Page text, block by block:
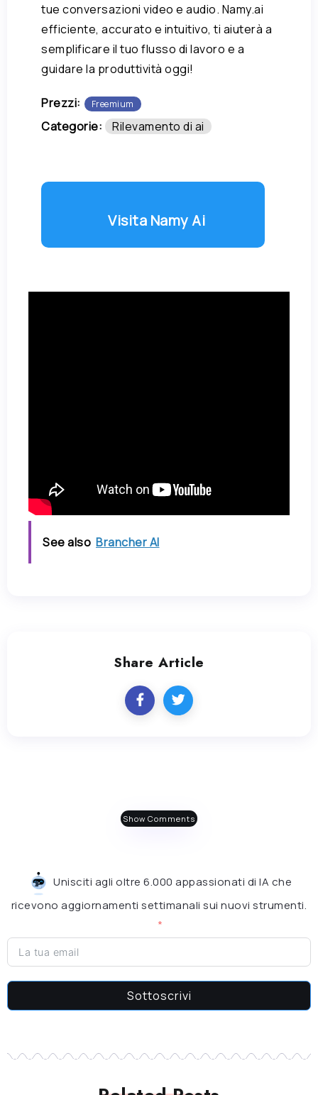
tue conversazioni video e audio. Namy.ai
efficiente, accurato e intuitivo, ti aiuterà a
semplificare il tuo flusso di lavoro e a
guidare la produttività oggi!
Prezzi: Freemium
Categorie: Rilevamento di ai
Visita Namy Ai
See also Brancher AI
Share Article
Show Comments
Unisciti agli oltre 6.000 appassionati di IA che
ricevono aggiornamenti settimanali sui nuovi strumenti.
Sottoscrivi